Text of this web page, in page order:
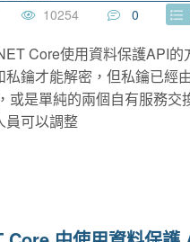
10254 0
Core使用資料保護API
私鑰才能解密，但私鑰已經
或是單純的兩個自有服務
員可以調整